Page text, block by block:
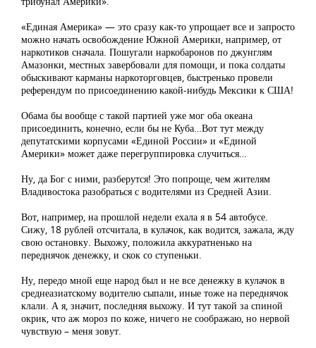
«Единая Америка» — это сразу как-то упрощает все и запросто
можно начать освобождение Южной Америки, например, от
наркотиков сначала. Пошугали наркобаронов по джунглям
Амазонки, местных завербовали для помощи, и пока солдаты
обыскивают карманы наркоторговцев, быстренько провели
референдум по присоединению какой-нибудь Мексики к США!
Обама бы вообще с такой партией уже мог оба океана
присоединить, конечно, если бы не Куба…Вот тут между
депутатскими корпусами «Единой России» и «Единой
Америки» может даже перегруппировка случиться…
Ну, да Бог с ними, разберутся! Это попроще, чем жителям
Владивостока разобраться с водителями из Средней Азии.
Вот, например, на прошлой недели ехала я в 54 автобусе.
Сижу, 18 рублей отсчитала, в кулачок, как водится, зажала, жду
свою остановку. Выхожу, положила аккуратненько на
переднячок денежку, и скок со ступеньки.
Ну, передо мной еще народ был и не все денежку в кулачок в
среднеазиатскому водителю сыпали, иные тоже на переднячок
клали. А я, значит, последняя выхожу. И тут такой за спиной
окрик, что аж мороз по коже, ничего не соображаю, но нервой
чувствую – меня зовут.